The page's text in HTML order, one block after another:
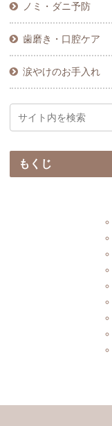
ノミ・ダニ予防
歯磨き・口腔ケア
涙やけのお手入れ
もくじ